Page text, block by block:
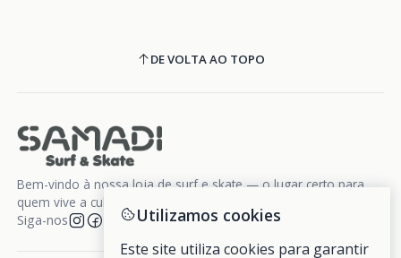
DE VOLTA AO TOPO
Bem-vindo à nossa loja de surf e skate — o lugar certo para
quem vive a cultura da liberdade sobre rodas e ondas.
Siga-nos
Utilizamos cookies
Este site utiliza cookies para garantir